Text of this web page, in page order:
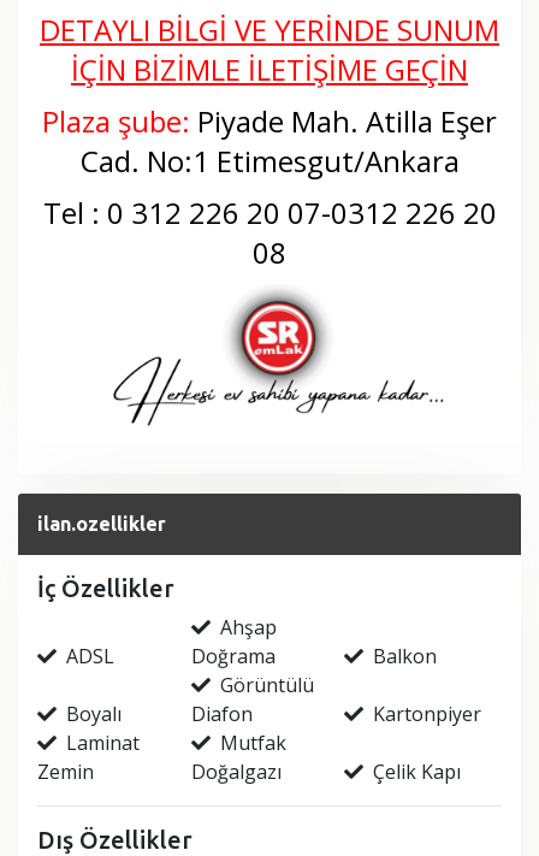
DETAYLI BİLGİ VE YERİNDE SUNUM
İÇİN BİZİMLE İLETİŞİME GEÇİN
Plaza şube: Piyade Mah. Atilla Eşer
Cad. No:1 Etimesgut/Ankara
Tel : 0 312 226 20 07-0312 226 20
08
ilan.ozellikler
İç Özellikler
ADSL
Ahşap
Doğrama
Balkon
Boyalı
Görüntülü
Diafon
Kartonpiyer
Laminat
Zemin
Mutfak
Doğalgazı
Çelik Kapı
Dış Özellikler